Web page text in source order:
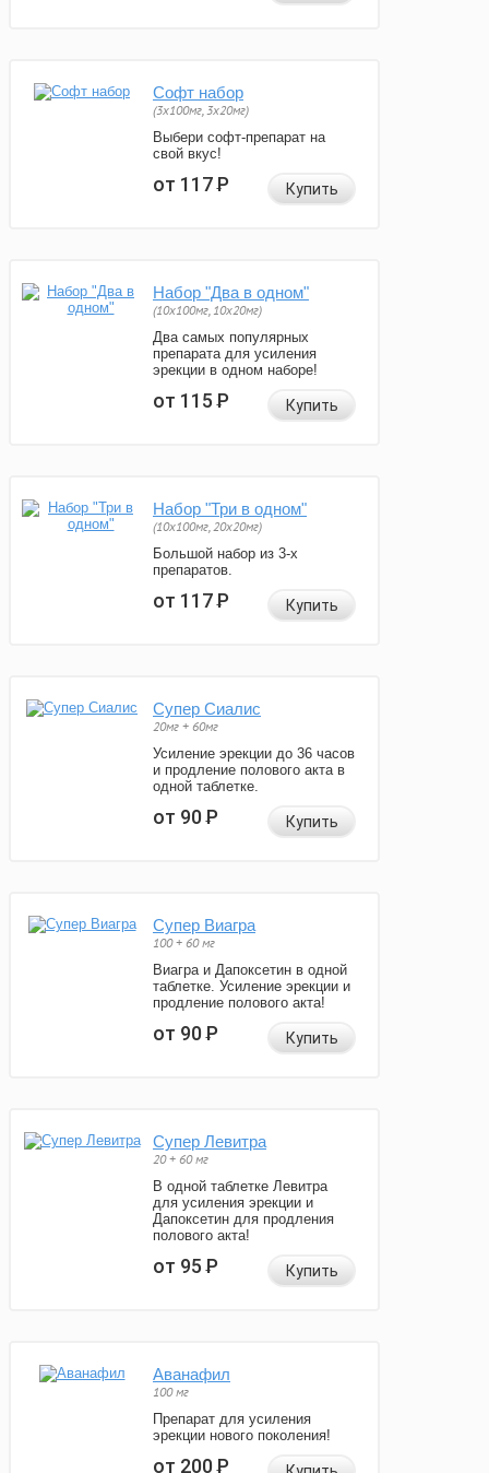
Софт набор
(3x100мг, 3x20мг)
Выбери софт-препарат на
свой вкус!
от 117Р Купить
Набор "Два в одном"
(10x100мг, 10x20мг)
Два самых популярных
препарата для усиления
эрекции в одном наборе!
от 115Р Купить
Набор "Три в одном"
(10x100мг, 20x20мг)
Большой набор из 3-х
препаратов.
от 117Р Купить
Супер Сиалис
20мг + 60мг
Усиление эрекции до 36 часов
и продление полового акта в
одной таблетке.
от 90Р Купить
Супер Виагра
100 + 60 мг
Виагра и Дапоксетин в одной
таблетке. Усиление эрекции и
продление полового акта!
от 90Р Купить
Супер Левитра
20 + 60 мг
В одной таблетке Левитра
для усиления эрекции и
Дапоксетин для продления
полового акта!
от 95Р Купить
Аванафил
100 мг
Препарат для усиления
эрекции нового поколения!
от 200Р